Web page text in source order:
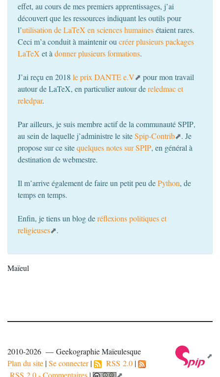
effet, au cours de mes premiers apprentissages, j’ai
découvert que les ressources indiquant les outils pour
l’utilisation de LaTeX en sciences humainesétaient rares.
Ceci m’a conduit à maintenir ou créer plusieurs packages
LaTeX et à donner plusieurs formations.
J’ai reçu en 2018 le prix DANTEe.V
pour mon travail
autour de LaTeX, en particulier autour dereledmac et
reledpar.
Par ailleurs, je suis membre actif de la communautéSPIP,
au sein de laquelle j’administre le siteSpip-Contrib
. Je
propose sur ce sitequelques notes surSPIP, en général à
destination de webmestre.
Il m’arrive également de faire un petit peu dePython, de
temps en temps.
Enfin, je tiens un blog deréflexions politiques et
religieuses
.
Maïeul
2010-2026 — Geekographie Maïeulesque
Plan du site |Se connecter| RSS 2.0 |
RSS 2.0 - Commentaires |